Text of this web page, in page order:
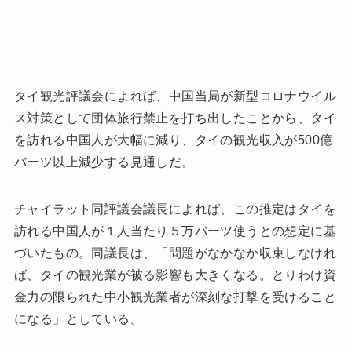
タイ観光評議会によれば、中国当局が新型コロナウイル
ス対策として団体旅行禁止を打ち出したことから、タイ
を訪れる中国人が大幅に減り、タイの観光収入が500億
バーツ以上減少する見通しだ。
チャイラット同評議会議長によれば、この推定はタイを
訪れる中国人が１人当たり５万バーツ使うとの想定に基
づいたもの。同議長は、「問題がなかなか収束しなけれ
ば、タイの観光業が被る影響も大きくなる。とりわけ資
金力の限られた中小観光業者が深刻な打撃を受けること
になる」としている。